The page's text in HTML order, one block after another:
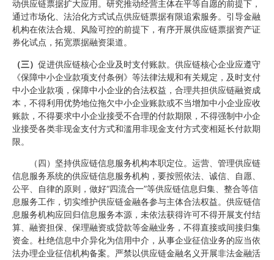
动供应链票据扩大应用。研究推动经营主体在平等自愿的前提下，
通过市场化、法治化方式试点供应链票据有限追索服务。引导金融
机构在依法合规、风险可控的前提下，有序开展供应链票据资产证
券化试点，拓宽票据融资渠道。
（三） 促进供应链核心企业及时支付账款。供应链核心企业应遵守
《保障中小企业款项支付条例》等法律法规和有关规定，及时支付
中小企业款项，保障中小企业的合法权益，合理共担供应链融资成
本，不得利用优势地位拖欠中小企业账款或不当增加中小企业应收
账款，不得要求中小企业接受不合理的付款期限，不得强制中小企
业接受各类非现金支付方式和滥用非现金支付方式变相延长付款期
限。
（四）坚持供应链信息服务机构本职定位。运营、管理供应链
信息服务系统的供应链信息服务机构，要按照依法、诚信、自愿、
公平、自律的原则，做好“四流合一”等供应链信息归集、整合等信
息服务工作，切实维护供应链金融各参与主体合法权益。供应链信
息服务机构应回归信息服务本源，未依法获得许可不得开展支付结
算、融资担保、保理融资或贷款等金融业务，不得直接或间接归集
资金。杜绝信息中介异化为信用中介，从事企业征信业务的应当依
法办理企业征信机构备案。严禁以供应链金融名义开展非法金融活